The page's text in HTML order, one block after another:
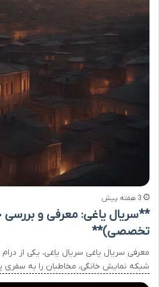
3 هفته پیش
**سریال یاغی: معرفی و بررسی
تخصصی)**
معرفی سریال یاغی سریال یاغی، یکی از
شبکه نمایش خانگی، مخاطبان را به سفری